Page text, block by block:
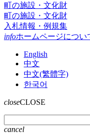
町の施設・文化財
町の施設・文化財
入札情報・例規集
infoホームページについ
English
中文
中文(繁體字)
한국어
closeCLOSE
cancel